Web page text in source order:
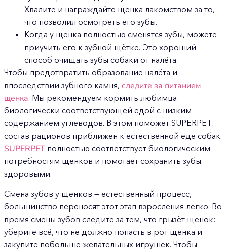
Хвалите и награждайте щенка лакомством за то,
что позволил осмотреть его зубы.
Когда у щенка полностью сменятся зубы, можете
приучить его к зубной щётке. Это хороший
способ очищать зубы собаки от налёта.
Чтобы предотвратить образование налёта и
впоследствии зубного камня, следите за питанием
щенка. Мы рекомендуем кормить любимца
биологически соответствующей едой с низким
содержанием углеводов. В этом поможет SUPERPET:
состав рационов приближен к естественной еде собак.
SUPERPET полностью соответствует биологическим
потребностям щенков и помогает сохранить зубы
здоровыми.
Смена зубов у щенков — естественный процесс,
большинство переносят этот этап взросления легко. Во
время смены зубов следите за тем, что грызёт щенок:
уберите всё, что не должно попасть в рот щенка и
закупите побольше жевательных игрушек. Чтобы